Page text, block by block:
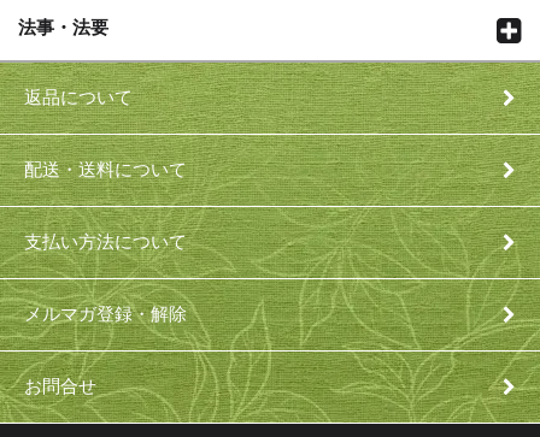
法事・法要
返品について
配送・送料について
支払い方法について
メルマガ登録・解除
お問合せ